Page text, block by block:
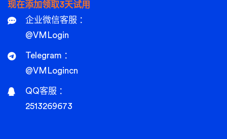
现在添加领取3天试用
企业微信客服 ：
@VMLogin
Telegram ：
@VMLogincn
QQ客服 ：
2513269673